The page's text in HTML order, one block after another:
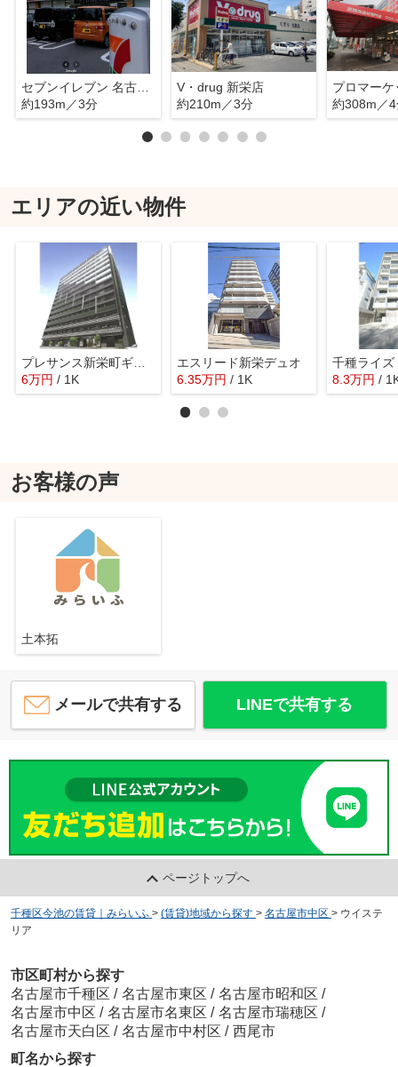
セブンイレブン 名古屋新栄2丁目南店
約193m／3分
V・drug 新栄店
約210m／3分
プロマー
約308m／
エリアの近い物件
プレサンス新栄町ギャラント
6万円 / 1K
エスリード新栄デュオ
6.35万円 / 1K
千種ライズ
8.3万円 /
お客様の声
土本拓
メールで共有する LINEで共有する
ページトップへ
千種区今池の賃貸｜みらいふ > (賃貸)地域から探す > 名古屋市中区 > ウイステ
リア
市区町村から探す
名古屋市千種区 / 名古屋市東区 / 名古屋市昭和区 /
名古屋市中区 / 名古屋市名東区 / 名古屋市瑞穂区 /
名古屋市天白区 / 名古屋市中村区 / 西尾市
町名から探す